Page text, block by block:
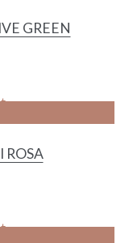
GREEN
ROSA